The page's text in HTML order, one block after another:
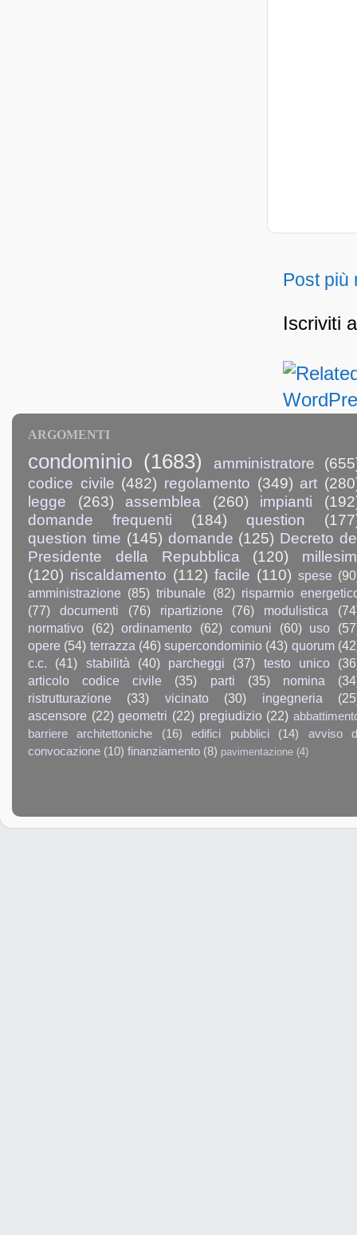
Post più
Iscriviti
ARGOMENTI
condominio (1683) amministratore
codice civile (482) regolamento (349) art
legge
(263) assemblea (260) impianti
domande frequenti
(184) question
question time (145) domande (125) Decreto
Presidente della Repubblica
(120)
(120) riscaldamento (112) facile (110) spese
amministrazione (85) tribunale (82) risparmio
(77)
documenti (76) ripartizione (76) modulistica
normativo
(62) ordinamento (62) comuni (60) uso
opere (54) terrazza (46) supercondominio (43) quorum
c.c.
(41) stabilità (40) parcheggi (37) testo unico
articolo codice civile
(35) parti (35) nomina
ristrutturazione
(33) vicinato (30) ingegneria
ascensore (22) geometri (22) pregiudizio (22)
barriere architettoniche
(16) edifici pubblici (14)
avviso
convocazione (10) finanziamento (8) pavimentazione (4)